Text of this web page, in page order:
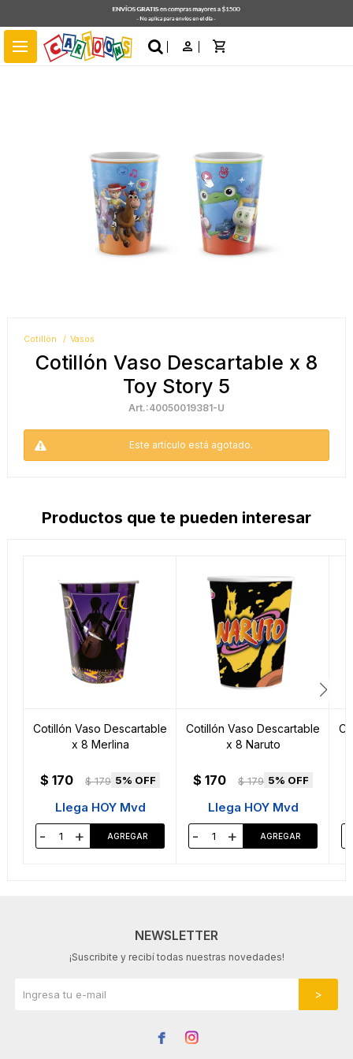
menu
Cotillón Vasos
Cotillón Vaso Descartable x 8
Toy Story 5
40050019381-U
Este artículo está agotado.
Productos que te pueden interesar
Cotillón Vaso Descartable
x 8 Merlina
$ 170 $ 179 5
Llega HOY Mvd
- +
Cotillón Vaso Descartable
x 8 Naruto
$ 170 $ 179 5
Llega HOY Mvd
- +
NEWSLETTER
¡Suscribite y recibí todas nuestras novedades!
 
close